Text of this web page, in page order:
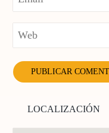
LOCALIZACIÓN